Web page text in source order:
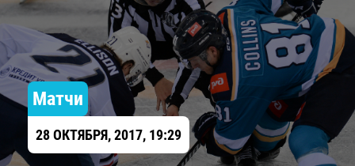
Матчи
28 ОКТЯБРЯ, 2017, 19:29